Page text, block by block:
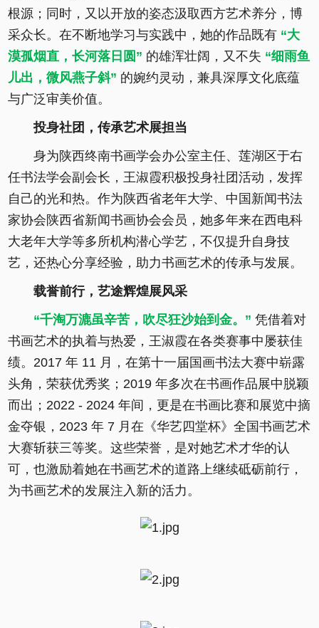
根源；同时，又以开放的姿态汲取西方艺术养分，博
采众长。在不断地学习与实践中，她的作品既有 “大
漠孤烟直，长河落日圆” 的雄浑壮阔，又不失 “细雨鱼
儿出，微风燕子斜” 的婉约灵动，兼具深厚文化底蕴
与广泛审美价值。
投身社团，传承艺术展担当
身为陕西终南书画学会办公室主任、莲湖区于右
任书法学会副会长，王淑霞积极投身社团活动，发挥
自己的光和热。作为陕西省老年大学、中国新闻书法
家协会陕西省新闻书画协会会员，她多年来在西电科
大老年大学等多所机构潜心学艺，不仅提升自身技
艺，还热心分享经验，助力书画艺术的传承与发展。
载誉前行，艺途辉煌展风采
“千淘万漉虽辛苦，吹尽狂沙始到金。” 凭借着对
书画艺术的执着与热爱，王淑霞在各类赛事中屡获佳
绩。2017 年 11 月，在第十一届国画书法大赛中崭露
头角，荣获优秀奖；2019 年多次在书画作品展中脱颖
而出；2022 - 2024 年间，更是在书画比赛和展览中摘
金夺银，2023 年 7 月在《华艺四堂杯》全国书画艺术
大赛斩获三等奖。这些荣誉，是对她艺术才华的认
可，也激励着她在书画艺术的道路上继续砥砺前行，
为书画艺术的发展注入新的活力。